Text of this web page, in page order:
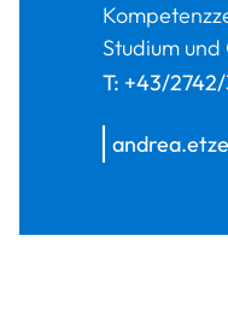
Studium
T: +43/2742/